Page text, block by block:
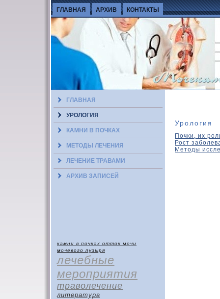
ГЛАВНАЯ АРХИВ КОНТАКТЫ
ГЛАВНАЯ
УРОЛОГИЯ
КАМНИ В ПОЧКАХ
МЕТОДЫ ЛЕЧЕНИЯ
ЛЕЧЕНИЕ ТРАВАМИ
АРХИВ ЗАПИСЕЙ
камни в почках отток мочи
мочевого пузыря
лечебные
мероприятия
траволечение
литература
Урология
Почки, их
Рост
Методы